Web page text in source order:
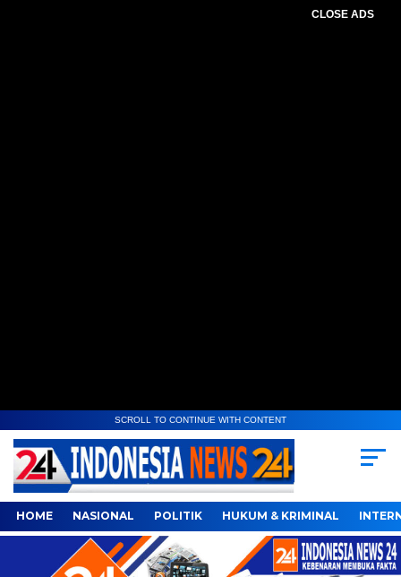
CLOSE ADS
SCROLL TO CONTINUE WITH CONTENT
HOME NASIONAL POLITIK HUKUM & KRIMINAL